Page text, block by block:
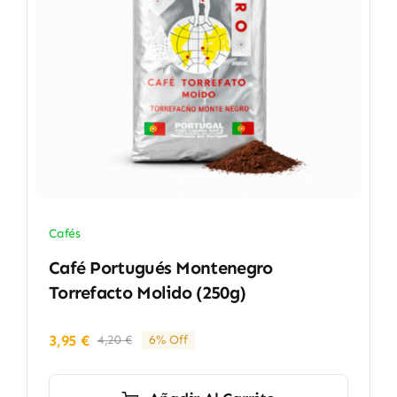
Cafés
Café Portugués Montenegro
Torrefacto Molido (250g)
4,20€El
3,95€
El
6% Off